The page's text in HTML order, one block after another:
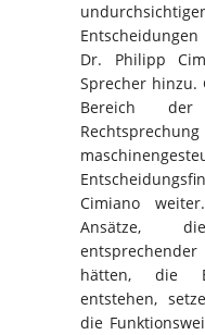
Dr. Philipp
Sprecher hinzu.
Bereich
Cimiano
Ansätze,
entsprechender
hätten, die
entstehen,
die